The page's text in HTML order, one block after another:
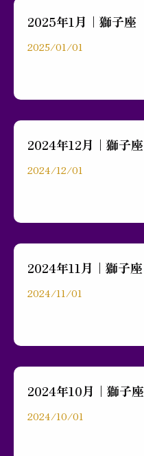
2025年1月｜獅子座
2025/01/01
2024年12月｜獅子座
2024/12/01
2024年11月｜獅子座
2024/11/01
2024年10月｜獅子座
2024/10/01